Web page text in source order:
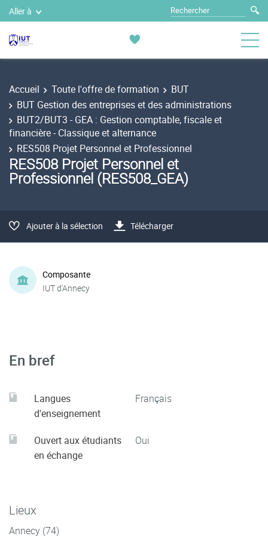
Aller à
Accueil Toute l'offre de formation
BUT
BUT Gestion des entreprises et des administrations
BUT2/BUT3 - GEA : Gestion comptable, fiscale et
financière - Classique et alternance
RES508 Projet Personnel et Professionnel
RES508 Projet Personnel et
Professionnel (RES508_GEA)
Ajouter à la sélection Télécharger
Composante
IUT d'Annecy
En bref
Langues
d'enseignement
Français
Ouvert aux étudiants
en échange
Oui
Lieux
Annecy (74)